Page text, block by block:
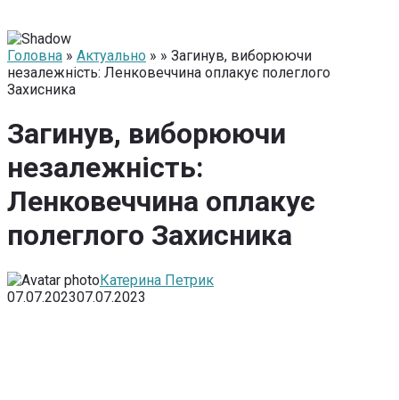
Головна » Актуально » » Загинув, виборюючи
незалежність: Ленковеччина оплакує полеглого
Захисника
Загинув, виборюючи
незалежність:
Ленковеччина оплакує
полеглого Захисника
Катерина Петрик
07.07.202307.07.2023